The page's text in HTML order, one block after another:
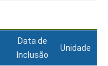
Data de
Inclusão
Unidade